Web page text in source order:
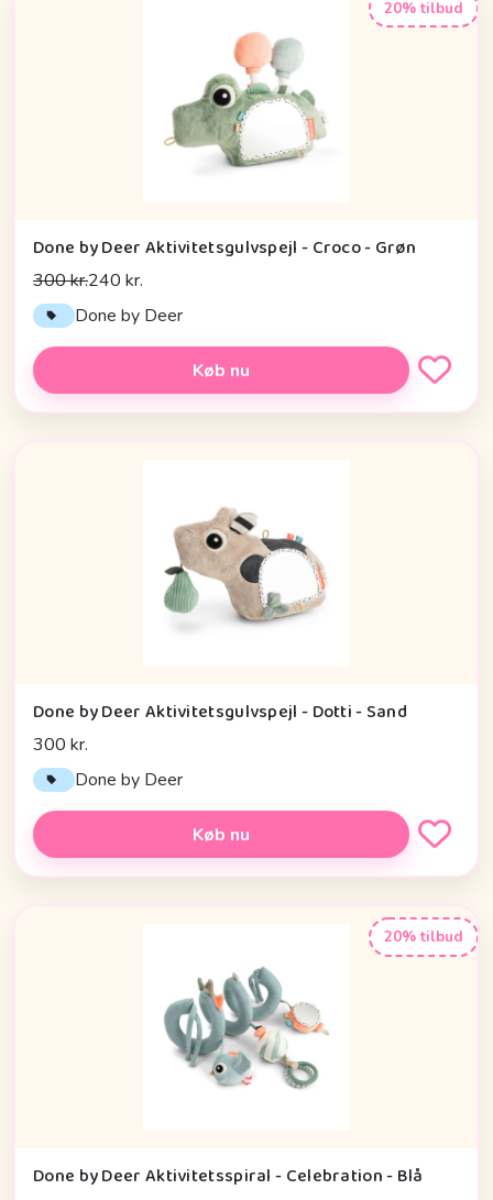
20% tilbud
Done by Deer Aktivitetsgulvspejl - Croco - Grøn
300 kr.240 kr.
Done by Deer
Køb nu
Done by Deer Aktivitetsgulvspejl - Dotti - Sand
300 kr.
Done by Deer
Køb nu
20% tilbud
Done by Deer Aktivitetsspiral - Celebration - Blå